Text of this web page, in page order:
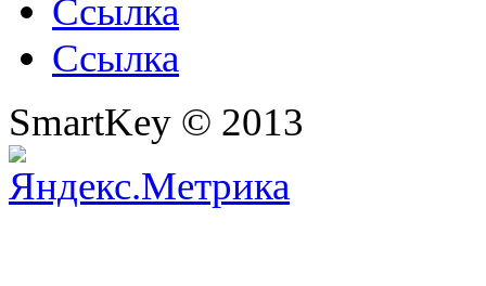
Ссылка
Ссылка
SmartKey © 2013